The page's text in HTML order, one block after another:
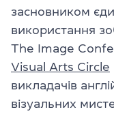
засновником
використання
The Image
Visual Arts Circle
викладачів
візуальних